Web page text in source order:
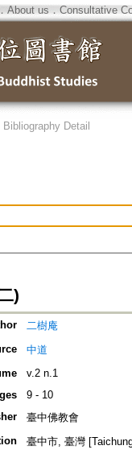
About us ． Consultative
Bibliography Detail
)
二樹庵
中道
v.2 n.1
9 - 10
臺中佛教會
臺中市, 臺灣